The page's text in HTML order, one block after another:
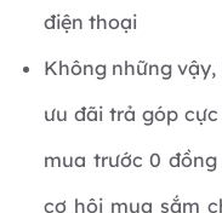
điện thoại
Không những vậy,
ưu đãi trả góp
mua trước 0 đồng
cơ hội mua sắm